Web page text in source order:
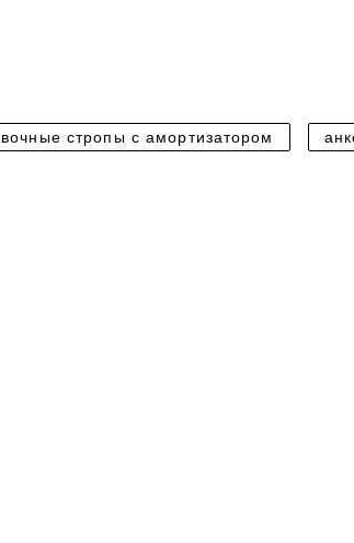
стропы с амортизатором